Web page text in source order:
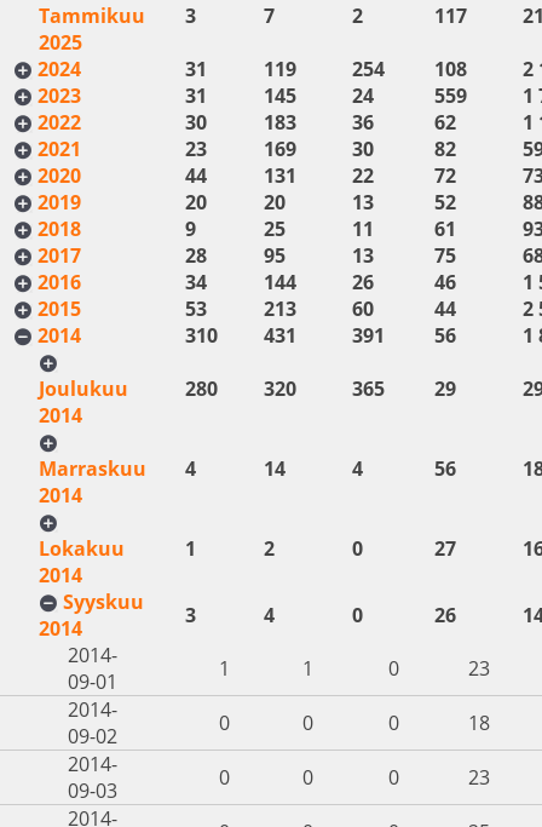
Tammikuu
2025
3 7 2 117
2024
31 119 254 108
2
2023
31 145 24 559
1
2022
30 183 36 62
1
2021
23 169 30 82
2020
44 131 22 72
2019
20 20 13 52
2018
9 25 11 61
2017
28 95 13 75
2016
34 144 26 46
1
2015
53 213 60 44
2
2014
310 431 391 56
1
Joulukuu
2014
280 320 365 29
Marraskuu
2014
4 14 4 56
Lokakuu
2014
1 2 0 27
Syyskuu
2014
3 4 0 26
2014-
09-01
1 1 0
23
2014-
09-02
0 0 0
18
2014-
09-03
0 0 0
23
2014-